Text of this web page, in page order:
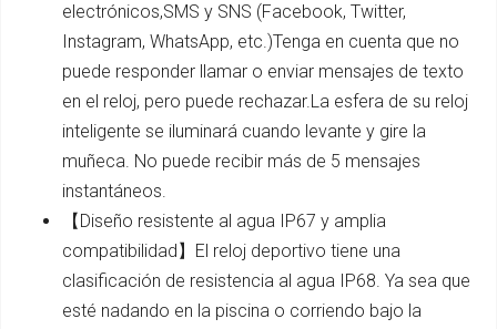
electrónicos,SMS y SNS (Facebook, Twitter,
Instagram, WhatsApp, etc.)Tenga en cuenta que no
puede responder llamar o enviar mensajes de texto
en el reloj, pero puede rechazar.La esfera de su reloj
inteligente se iluminará cuando levante y gire la
muñeca. No puede recibir más de 5 mensajes
instantáneos.
【Diseño resistente al agua IP67 y amplia
compatibilidad】El reloj deportivo tiene una
clasificación de resistencia al agua IP68. Ya sea que
esté nadando en la piscina o corriendo bajo la